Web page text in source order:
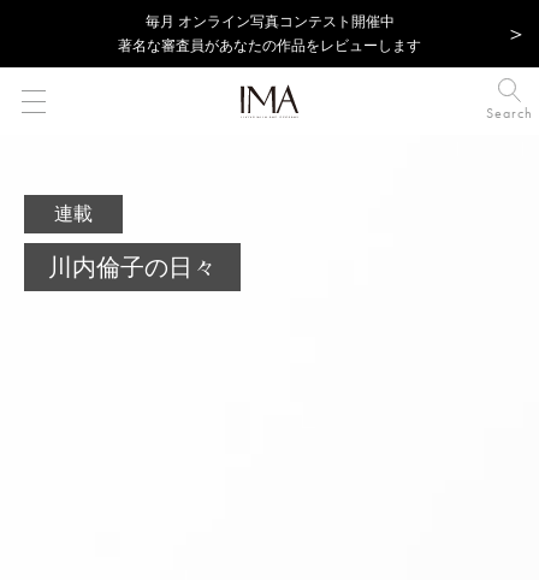
毎⽉ オンライン写真コンテスト開催中
著名な審査員があなたの作品をレビューします
Search
連載
川内倫子の日々